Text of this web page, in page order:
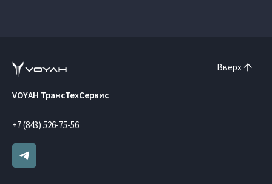
Вверх
VOYAH ТрансТехСервис
+7 (843) 526-75-56